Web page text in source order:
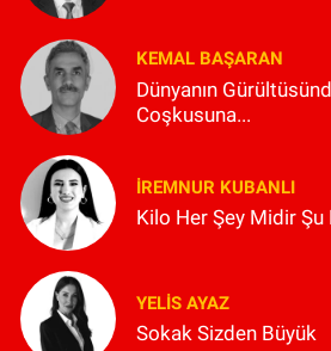
KEMAL BAŞARAN
Dünyanın
Coşkusuna...
İREMNUR KUBANLI
Kilo Her Şey Midir Şu
YELIS AYAZ
Sokak Sizden Büyük